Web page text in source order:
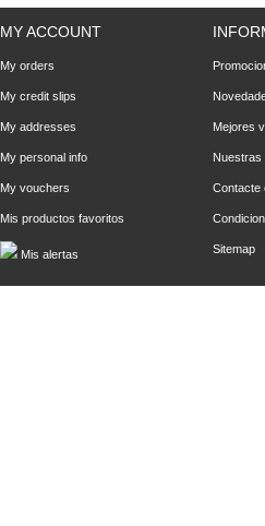
MY ACCOUNT
My orders
My credit slips
My addresses
My personal info
My vouchers
Mis productos favoritos
Mis alertas
Mejores
Nuestras
Contacte
Sitemap